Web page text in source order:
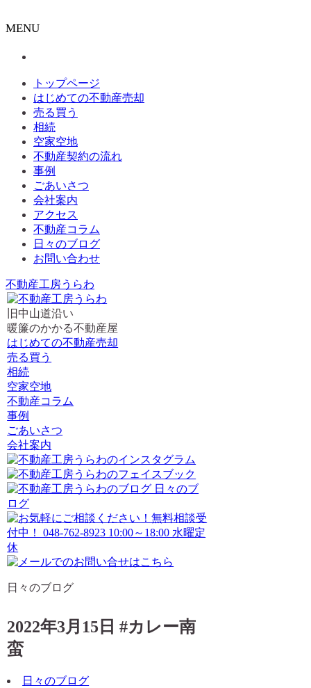
MENU
トップページ
はじめての不動産売却
売る買う
相続
空家空地
不動産契約の流れ
事例
ごあいさつ
会社案内
アクセス
不動産コラム
日々のブログ
お問い合わせ
不動産工房うらわ
旧中山道沿い
暖簾のかかる不動産屋
はじめての不動産売却
売る買う
相続
空家空地
不動産コラム
事例
ごあいさつ
会社案内
日々のブログ
2022年3月15日 #カレー南
蛮
日々のブログ